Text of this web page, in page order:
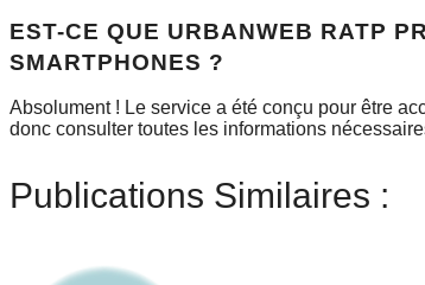
EST-CE QUE URBANWEB RATP
SMARTPHONES ?
Absolument ! Le service a été conçu pour être
donc consulter toutes les informations
Publications Similaires :